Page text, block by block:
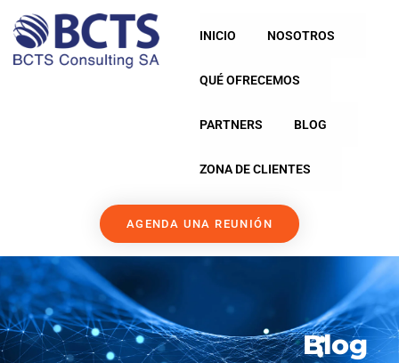
INICIO NOSOTROS
QUÉ OFRECEMOS
PARTNERS BLOG
ZONA DE CLIENTES
AGENDA UNA REUNIÓN
Blog